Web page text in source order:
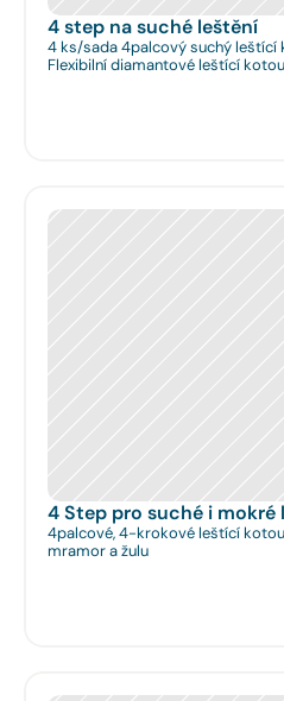
4 step na suché leštění
4 ks/sada 4palcový suchý leštící
Flexibilní diamantové leštící
4 Step pro suché i mokré
4palcové, 4-krokové leštící
mramor a žulu